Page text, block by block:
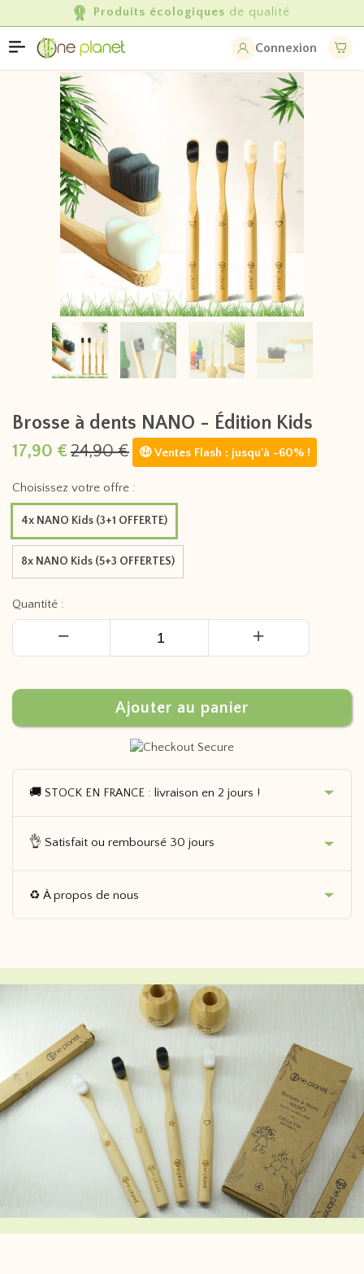
Entreprise française 💙🤍❤️
Connexion
Brosse à dents NANO - Édition Kids
17,90 €24,90 € 🤑 Ventes Flash : jusqu'à -60% !
Choisissez votre offre :
4x NANO Kids (3+1 OFFERTE)
8x NANO Kids (5+3 OFFERTES)
Quantité :
Ajouter au panier
🚚 STOCK EN FRANCE : livraison en 2 jours !
👌 Satisfait ou remboursé 30 jours
♻️ À propos de nous